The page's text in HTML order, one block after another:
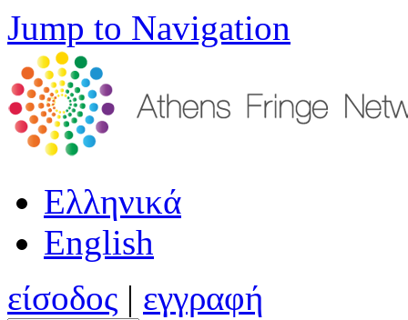
Jump to Navigation
Ελληνικά
English
είσοδος | εγγραφή